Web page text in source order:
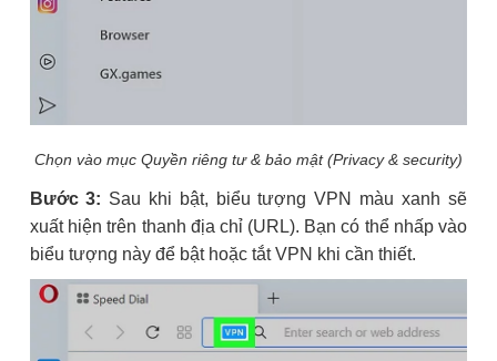
Chọn vào mục Quyền riêng tư & bảo mật (Privacy & security)
Bước 3: Sau khi bật, biểu tượng VPN màu xanh sẽ
xuất hiện trên thanh địa chỉ (URL). Bạn có thể nhấp vào
biểu tượng này để bật hoặc tắt VPN khi cần thiết.